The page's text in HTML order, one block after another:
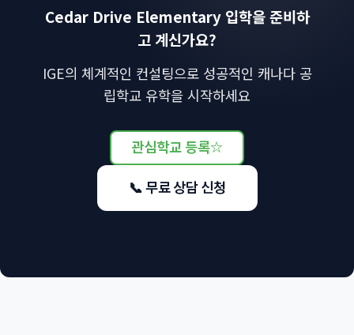
Cedar Drive Elementary 입학을 준비하
고 계신가요?
IGE의 체계적인 컨설팅으로 성공적인 캐나다 공
립학교 유학을 시작하세요
관심학교 등록☆
📞 무료 상담 신청